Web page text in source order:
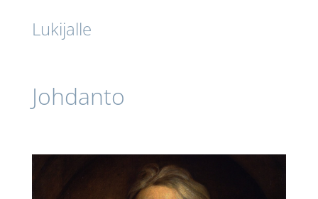
Lukijalle
Johdanto